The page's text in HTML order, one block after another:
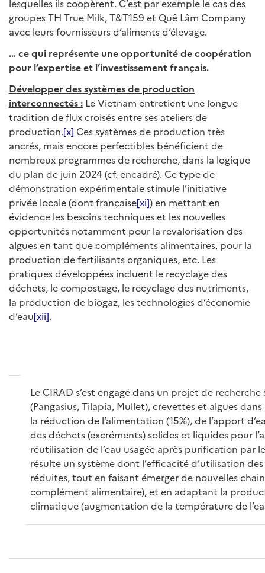
lesquelles ils coopèrent. C’est par exemple le cas des
groupes TH True Milk, T&T159 et Quê Lâm Company
avec leurs fournisseurs d’aliments d’élevage.
… ce qui représente une opportunité de coopération
pour l’expertise et l’investissement français.
Développer des systèmes de production
interconnectés : Le Vietnam entretient une longue
tradition de flux croisés entre ses ateliers de
production.[x] Ces systèmes de production très
ancrés, mais encore perfectibles bénéficient de
nombreux programmes de recherche, dans la logique
du plan de juin 2024 (cf. encadré). Ce type de
démonstration expérimentale stimule l’initiative
privée locale (dont française[xi]) en mettant en
évidence les besoins techniques et les nouvelles
opportunités notamment pour la revalorisation des
algues en tant que compléments alimentaires, pour la
production de fertilisants organiques, etc. Les
pratiques développées incluent le recyclage des
déchets, le compostage, le recyclage des nutriments,
la production de biogaz, les technologies d’économie
d’eau[xii].
Le CIRAD s’est engagé dans un projet de
(Pangasius, Tilapia, Mullet), crevettes et algues
la réduction de l’alimentation (15%), de l’apport
des déchets (excréments) solides et liquides pour
réutilisation de l’eau usagée après purification par
résulte un système dont l’efficacité d’utilisation
réduites, tout en faisant émerger de nouvelles
complément alimentaire), et en adaptant la
climatique (augmentation de la température de